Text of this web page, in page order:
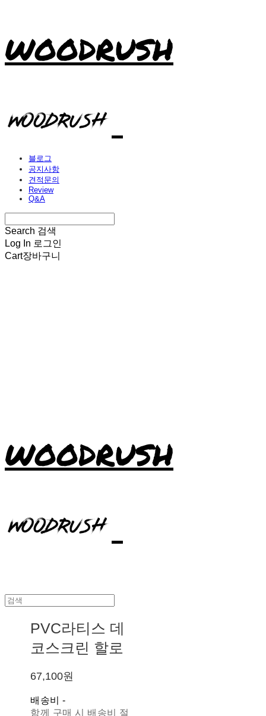
WOODRUSH
블로그
공지사항
견적문의
Review
Q&A
Search 검색
Log In 로그인
Cart장바구니
WOODRUSH
PVC라티스 데
코스크린 할로
67,100원
배송비-
함께 구매 시 배송비 절